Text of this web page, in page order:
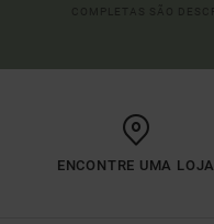
ENCONTRE UMA LOJA